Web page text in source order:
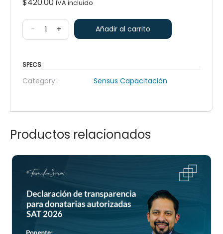
IVA incluido
- + Añadir al carrito
SPECS
Category: Sensus Capacitación
Productos relacionados